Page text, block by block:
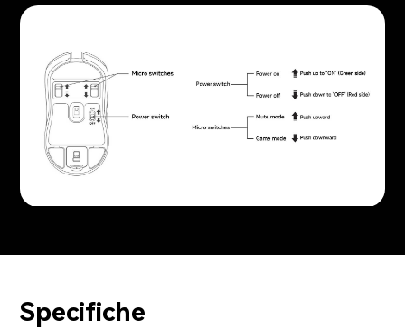
Specifiche